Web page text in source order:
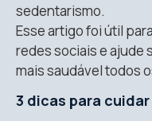
sedentarismo.
Esse artigo foi útil
redes sociais e ajude
mais saudável todos
3 dicas para